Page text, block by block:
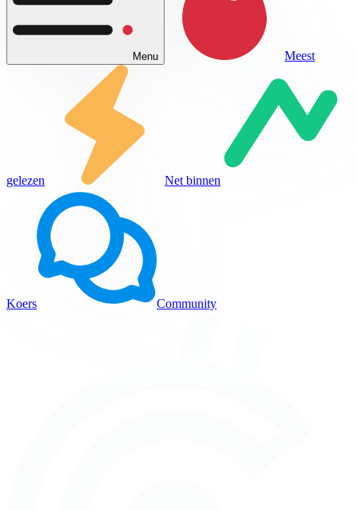
Menu Meest
gelezen Net binnen
Koers Community